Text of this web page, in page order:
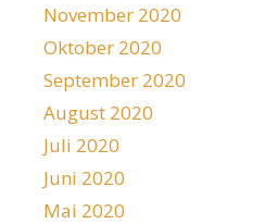
November 2020
Oktober 2020
September 2020
August 2020
Juli 2020
Juni 2020
Mai 2020